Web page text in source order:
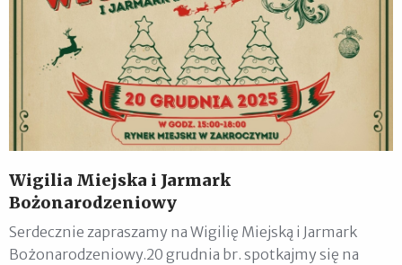
Wigilia Miejska i Jarmark
Bożonarodzeniowy
Serdecznie zapraszamy na Wigilię Miejską i Jarmark
Bożonarodzeniowy.20 grudnia br. spotkajmy się na